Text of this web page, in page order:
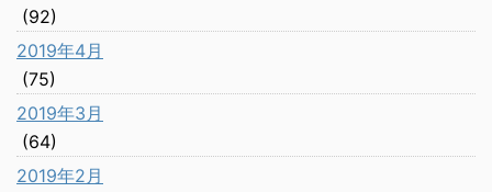
(92)
2019年4月
(75)
2019年3月
(64)
2019年2月